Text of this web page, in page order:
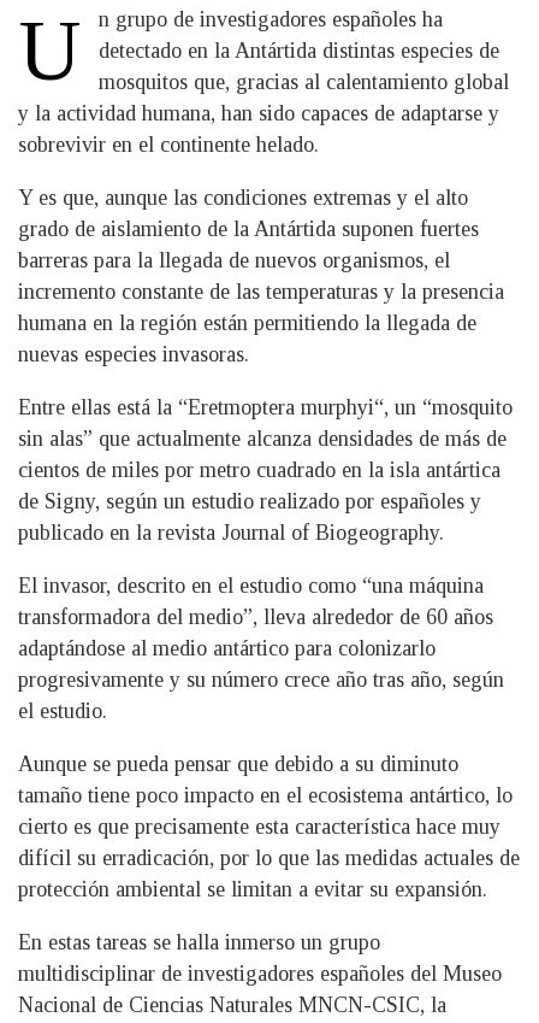
U
n grupo de investigadores españoles ha
detectado en la Antártida distintas especies de
mosquitos que, gracias al calentamiento global
y la actividad humana, han sido capaces de adaptarse y
sobrevivir en el continente helado.
Y es que, aunque las condiciones extremas y el alto
grado de aislamiento de la Antártida suponen fuertes
barreras para la llegada de nuevos organismos, el
incremento constante de las temperaturas y la presencia
humana en la región están permitiendo la llegada de
nuevas especies invasoras.
Entre ellas está la “Eretmoptera murphyi“, un “mosquito
sin alas” que actualmente alcanza densidades de más de
cientos de miles por metro cuadrado en la isla antártica
de Signy, según un estudio realizado por españoles y
publicado en la revista Journal of Biogeography.
El invasor, descrito en el estudio como “una máquina
transformadora del medio”, lleva alrededor de 60 años
adaptándose al medio antártico para colonizarlo
progresivamente y su número crece año tras año, según
el estudio.
Aunque se pueda pensar que debido a su diminuto
tamaño tiene poco impacto en el ecosistema antártico, lo
cierto es que precisamente esta característica hace muy
difícil su erradicación, por lo que las medidas actuales de
protección ambiental se limitan a evitar su expansión.
En estas tareas se halla inmerso un grupo
multidisciplinar de investigadores españoles del Museo
Nacional de Ciencias Naturales MNCN-CSIC, la